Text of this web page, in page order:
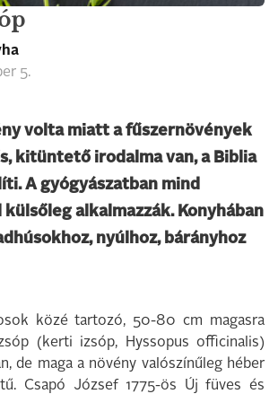
5.
volta miatt a fűszernövények
kitüntető irodalma van, a Biblia
A gyógyászatban mind
külsőleg alkalmazzák. Konyhában
nyúlhoz, bárányhoz
közé tartozó, 50-80 cm magasra
(kerti izsóp, Hyssopus officinalis)
de maga a növény valószínűleg héber
Csapó József 1775-ös Új füves és